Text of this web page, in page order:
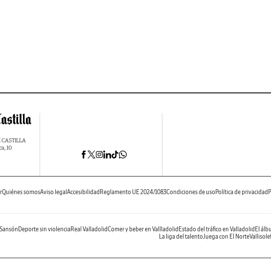
10
Quiénes somosAviso legal Accesibilidad Reglamento UE 2024/1083Condiciones de uso Política de privacidad
Deporte sin violencia Real ValladolidComer y beber en Vallladolid Estado del tráfico en Valladolid El
La liga del talentoJuega con El Norte